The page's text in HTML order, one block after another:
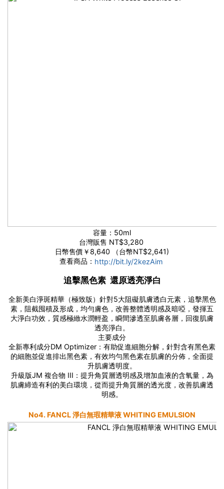
容量：50ml
台灣販售 NT$3,280
日幣售價￥8,640 （台幣NT$2,641)
查看商品： http://bit.ly/2kezAim
追擊黑色素 還原透亮淨白
全新美白淨斑精華（極致版）針對5大阻礙肌膚透白元素，追擊黑色
素，阻截囤積及形成，均勻膚色，改善整體透明感及暗啞，發揮五
大淨白功效，質感極緻水潤輕盈，瞬間滲透至肌膚各層，回復肌膚
透亮淨白。
主要成分
全新專利成分DM Optimizer：有助促進細胞分解，針對含有黑色素
的細胞並促進排出黑色素，有效均勻黑色素在肌膚的分佈，全面提
升肌膚透明度。
升級版JM 複合物 III：提升角質層透明感及增加血液的含氧量，為
肌膚締造有利的美白環境，從而提升角質層的透光度，改善肌膚透
明感。
No4. FANCL 淨白無瑕精華液 WHITING EMULSION